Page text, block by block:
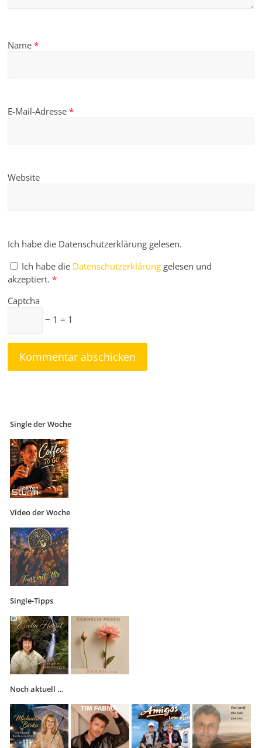
Name*
E-Mail-Adresse*
Website
Ich habe die Datenschutzerklärung gelesen.
Ich habe die Datenschutzerklärung gelesen und
akzeptiert. *
Captcha
− 1 = 1
Single der Woche
Video der Woche
Single-Tipps
Noch aktuell …